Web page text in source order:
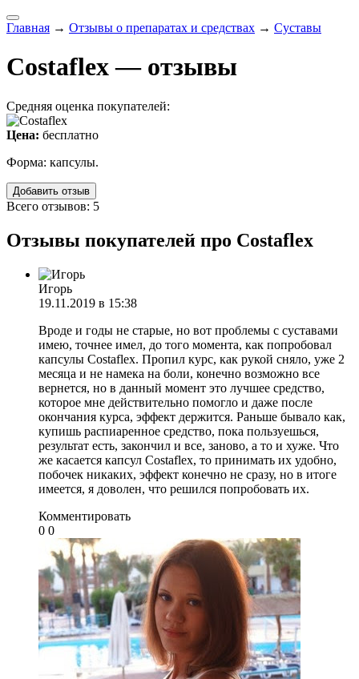
Главная → Отзывы о препаратах и средствах → Суставы
Costaflex — отзывы
Средняя оценка покупателей:
Цена: бесплатно
Форма: капсулы.
Добавить отзыв
Всего отзывов: 5
Отзывы покупателей про Costaflex
Игорь
19.11.2019 в 15:38
Вроде и годы не старые, но вот проблемы с суставами
имею, точнее имел, до того момента, как попробовал
капсулы Costaflex. Пропил курс, как рукой сняло, уже 2
месяца и не намека на боли, конечно возможно все
вернется, но в данный момент это лучшее средство,
которое мне действительно помогло и даже после
окончания курса, эффект держится. Раньше бывало как,
купишь распиаренное средство, пока пользуешься,
результат есть, закончил и все, заново, а то и хуже. Что
же касается капсул Costaflex, то принимать их удобно,
побочек никаких, эффект конечно не сразу, но в итоге
имеется, я доволен, что решился попробовать их.
Комментировать
0 0